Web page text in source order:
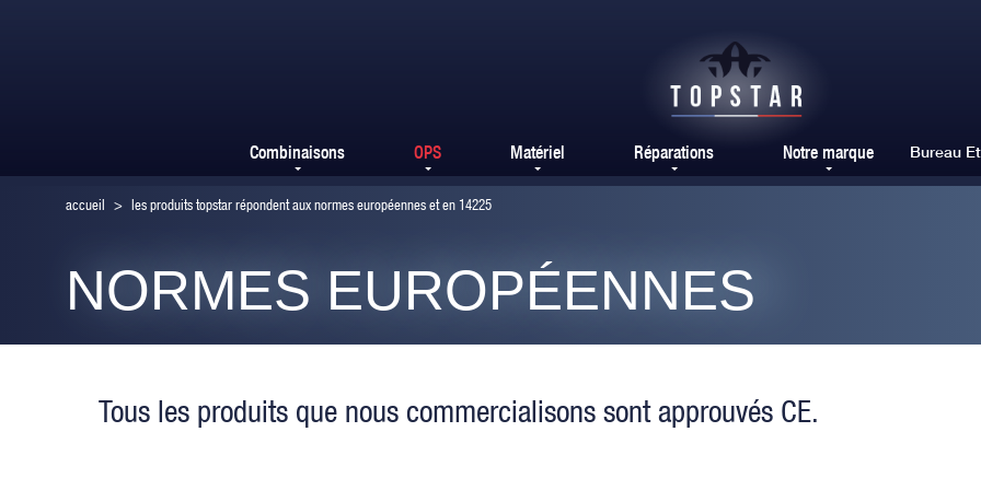
Combinaisons OPS Matériel Réparations Notre marque Bureau
accueil > les produits topstar répondent aux normes européennes et en 14225
NORMES EUROPÉENNES
Tous les produits que nous commercialisons sont approuvés CE.